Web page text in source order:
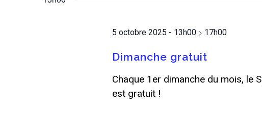
5 octobre 2025 - 13h00> 17h00
Dimanche gratuit
Chaque 1er dimanche du mois, le
est gratuit !